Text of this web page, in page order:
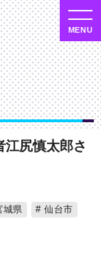
尻慎太郎さ
城県 仙台市